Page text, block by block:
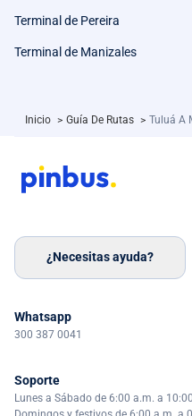
Terminal de Pereira
Terminal de Manizales
Inicio > Guía De Rutas > Tuluá A
¿Necesitas ayuda?
Whatsapp
300 387 0041
Soporte
Lunes a Sábado de 6:00 a.m. a